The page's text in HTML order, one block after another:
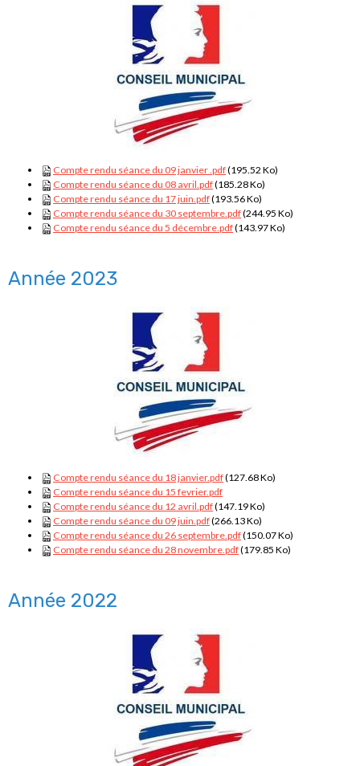
Compte rendu séance du 09 janvier .pdf(195.52 Ko)
Compte rendu séance du 08 avril.pdf(185.28 Ko)
Compte rendu séance du 17 juin.pdf(193.56 Ko)
Compte rendu séance du 30 septembre.pdf(244.95 Ko)
Compte rendu séance du 5 décembre.pdf(143.97 Ko)
Année 2023
Compte rendu séance du 18 janvier.pdf(127.68 Ko)
Compte rendu séance du 15 fevrier.pdf
Compte rendu séance du 12 avril.pdf(147.19 Ko)
Compte rendu séance du 09 juin.pdf(266.13 Ko)
Compte rendu séance du 26 septembre.pdf(150.07 Ko)
Compte rendu séance du 28 novembre.pdf(179.85 Ko)
Année 2022